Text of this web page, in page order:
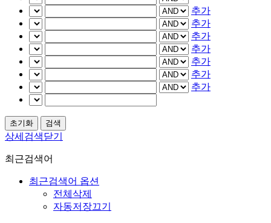
추가
추가
추가
추가
추가
추가
추가
상세검색닫기
최근검색어
최근검색어 옵션
전체삭제
자동저장끄기